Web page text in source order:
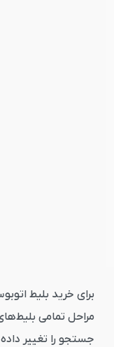
مراحل تمامی
جستجو را تغییر